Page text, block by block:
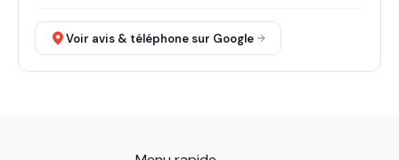
Voir avis & téléphone sur Google